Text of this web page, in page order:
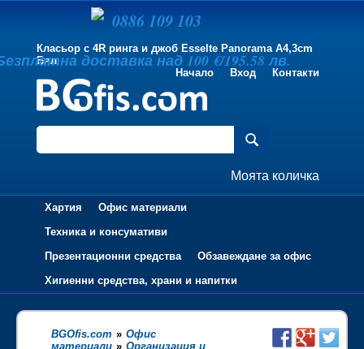
Класьор с 4R ринга и джоб Esselte Panorama А4,3cm
Бял
Начало
Вход Контакти
Моята количка
Хартия
Офис материали
Техника и консумативи
Презентационни средства
Обзавеждане за офис
Хигиенни средства, храни и напитки
BGOfis.com » Офис
материали » Организация и
0886 109 103
доставка над 100 €/195.58 лв.